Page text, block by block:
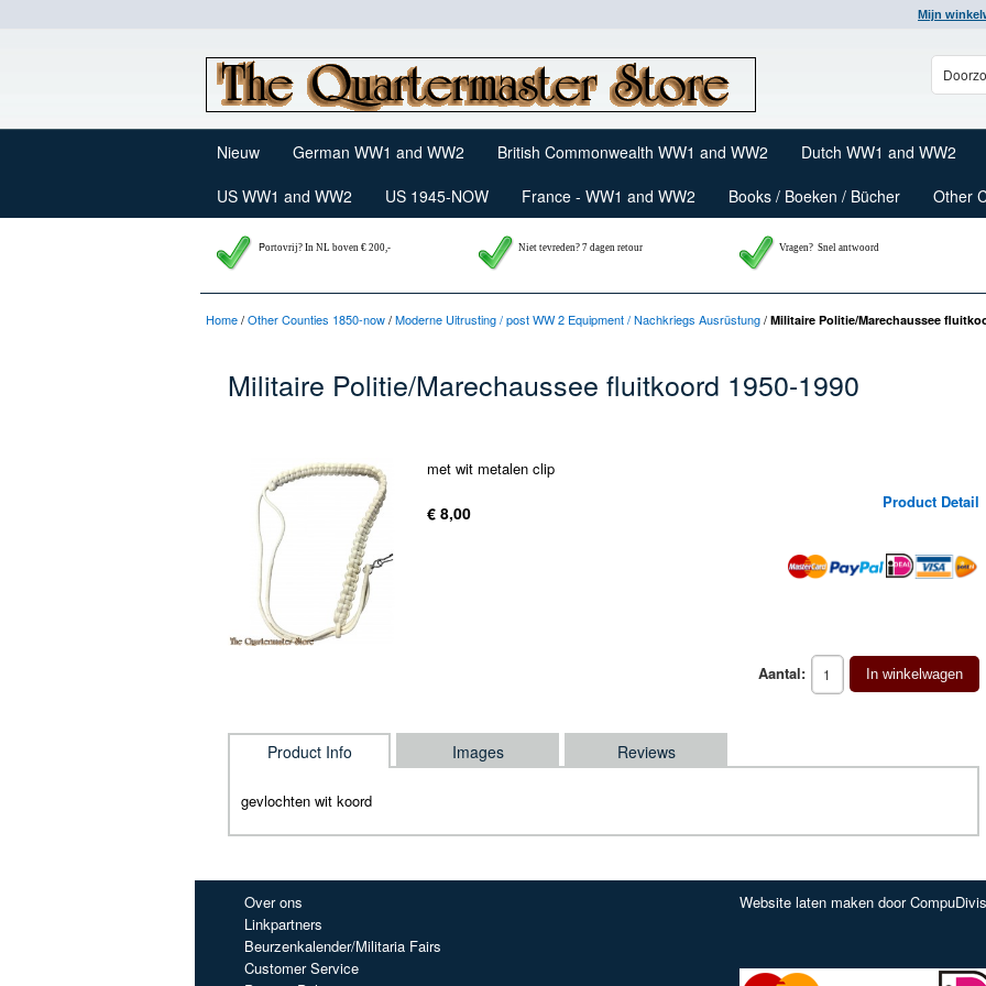
Mijn
Nieuw German WW1 and WW2 British Commonwealth WW1 and WW2
Dutch WW1 and WW2
US WW1 and WW2
US 1945-NOW France - WW1 and WW2 Books / Boeken / Bücher Other
Portovrij? In NL boven € 200,- Niet tevreden? 7 dagen retour Vragen? Snel antwoord
Home/Other Counties 1850-now/Moderne Uitrusting / post WW 2 Equipment / Nachkriegs Ausrüstung/ Militaire Politie/Marechaussee
Militaire Politie/Marechaussee fluitkoord 1950-1990
met wit metalen clip
Product Detail
€ 8,00
Aantal: In winkelwagen
Product Info Images Reviews
gevlochten wit koord
Over ons
Linkpartners
Beurzenkalender/Militaria Fairs
Customer Service
Website laten maken door